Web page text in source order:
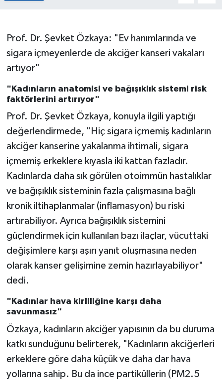
Prof. Dr. Şevket Özkaya: "Ev hanımlarında ve
sigara içmeyenlerde de akciğer kanseri vakaları
artıyor"
"Kadınların anatomisi ve bağışıklık sistemi risk
faktörlerini artırıyor"
Prof. Dr. Şevket Özkaya, konuyla ilgili yaptığı
değerlendirmede, "Hiç sigara içmemiş kadınların
akciğer kanserine yakalanma ihtimali, sigara
içmemiş erkeklere kıyasla iki kattan fazladır.
Kadınlarda daha sık görülen otoimmün hastalıklar
ve bağışıklık sisteminin fazla çalışmasına bağlı
kronik iltihaplanmalar (inflamasyon) bu riski
artırabiliyor. Ayrıca bağışıklık sistemini
güçlendirmek için kullanılan bazı ilaçlar, vücuttaki
değişimlere karşı aşırı yanıt oluşmasına neden
olarak kanser gelişimine zemin hazırlayabiliyor"
dedi.
"Kadınlar hava kirliliğine karşı daha
savunmasız"
Özkaya, kadınların akciğer yapısının da bu duruma
katkı sunduğunu belirterek, "Kadınların akciğerleri
erkeklere göre daha küçük ve daha dar hava
yollarına sahip. Bu da ince partiküllerin (PM2.5